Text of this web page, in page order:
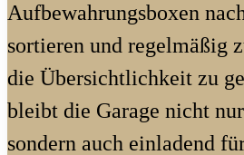
Aufbewahrungsboxen
sortieren und regelmäßig
die Übersichtlichkeit zu
bleibt die Garage nicht
sondern auch einladend